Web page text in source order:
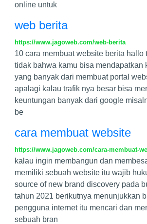
online untuk
web berita
https://www.jagoweb.com/web-berita
10 cara membuat website berita hallo
tidak bahwa kamu bisa mendapatkan
yang banyak dari membuat portal
apalagi kalau trafik nya besar bisa
keuntungan banyak dari google
be
cara membuat website
https://www.jagoweb.com/cara-membuat-
kalau ingin membangun dan
memiliki sebuah website itu wajib
source of new brand discovery pada
tahun 2021 berikutnya menunjukkan
pengguna internet itu mencari dan
sebuah bran